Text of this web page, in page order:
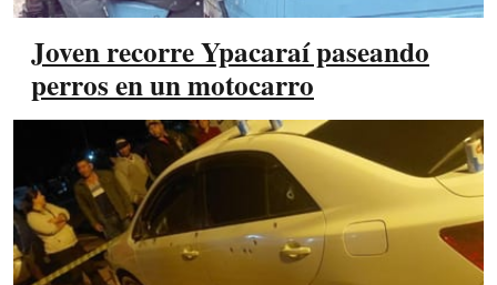
Joven recorre Ypacaraí paseando
perros en un motocarro